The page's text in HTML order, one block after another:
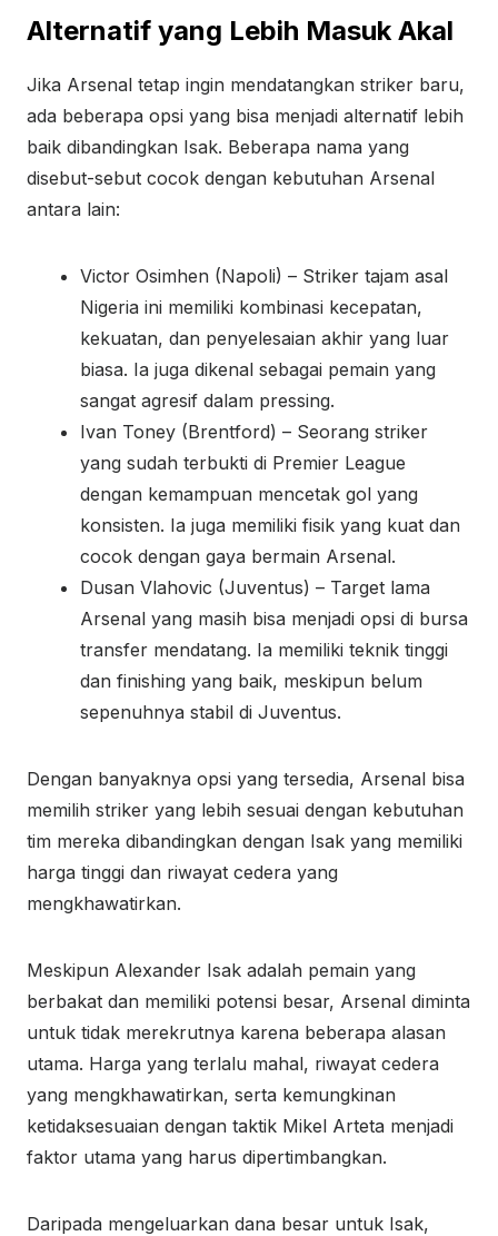
Alternatif yang Lebih Masuk Akal
Jika Arsenal tetap ingin mendatangkan striker baru,
ada beberapa opsi yang bisa menjadi alternatif lebih
baik dibandingkan Isak. Beberapa nama yang
disebut-sebut cocok dengan kebutuhan Arsenal
antara lain:
Victor Osimhen (Napoli) – Striker tajam asal
Nigeria ini memiliki kombinasi kecepatan,
kekuatan, dan penyelesaian akhir yang luar
biasa. Ia juga dikenal sebagai pemain yang
sangat agresif dalam pressing.
Ivan Toney (Brentford) – Seorang striker
yang sudah terbukti di Premier League
dengan kemampuan mencetak gol yang
konsisten. Ia juga memiliki fisik yang kuat dan
cocok dengan gaya bermain Arsenal.
Dusan Vlahovic (Juventus) – Target lama
Arsenal yang masih bisa menjadi opsi di bursa
transfer mendatang. Ia memiliki teknik tinggi
dan finishing yang baik, meskipun belum
sepenuhnya stabil di Juventus.
Dengan banyaknya opsi yang tersedia, Arsenal bisa
memilih striker yang lebih sesuai dengan kebutuhan
tim mereka dibandingkan dengan Isak yang memiliki
harga tinggi dan riwayat cedera yang
mengkhawatirkan.
Meskipun Alexander Isak adalah pemain yang
berbakat dan memiliki potensi besar, Arsenal diminta
untuk tidak merekrutnya karena beberapa alasan
utama. Harga yang terlalu mahal, riwayat cedera
yang mengkhawatirkan, serta kemungkinan
ketidaksesuaian dengan taktik Mikel Arteta menjadi
faktor utama yang harus dipertimbangkan.
Daripada mengeluarkan dana besar untuk Isak,